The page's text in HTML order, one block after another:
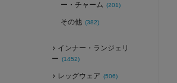
ー・チャーム (201)
その他 (382)
インナー・ランジェリ
ー (1452)
レッグウェア (506)